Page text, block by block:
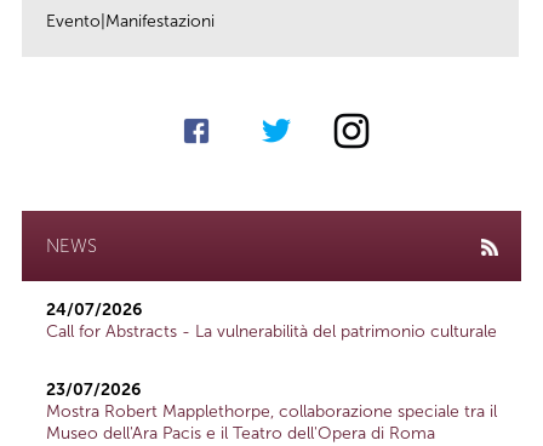
Evento|Manifestazioni
NEWS
24/07/2026
Call for Abstracts - La vulnerabilità del patrimonio culturale
23/07/2026
Mostra Robert Mapplethorpe, collaborazione speciale tra il
Museo dell'Ara Pacis e il Teatro dell'Opera di Roma